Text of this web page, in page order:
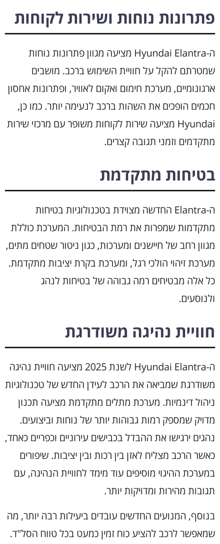
פתרונות נוחות ושירות לקוחות
ה-Hyundai Elantra מציעה מגוון פתרונות נוחות
שמטרתם להקל על חוויית השימוש ברכב. מושבים
ארגונומיים, מערכת חימום ואקום לאוויר, ופתרונות אחסון
חכמים הופכים את השהות ברכב לנעימה יותר. כמו כן,
Hyundai מציעה שירות לקוחות משופר עם מרכזי שירות
מתקדמים וזמני תגובה קצרים.
בטיחות מתקדמת
ה-Elantra החדשה מצוידת בטכנולוגיות בטיחות
מתקדמות שמפרות את רמת הבטיחות. המערכת כוללת
מגוון רחב של חיישנים ומערכות, כגון ניטור שטחים מתים,
מערכת זיהוי הולכי רגל, ומערכת בקרת יציבות מתקדמת.
כל אלה מבטיחים רמה גבוהה של בטיחות לנהג
ולנוסעים.
חוויית נהיגה משודרגת
ה-Hyundai Elantra לשנת 2025 מציעה חוויית נהיגה
משודרגת שמביאה את הרכב לעידן החדש של טכנולוגיות
ניהול דינמיות. מערכת מתלים מתקדמת מציעה תכנון
מדויק שמספק רמות גבוהות יותר של נוחות וביצועים.
נהגים ירגישו את ההבדל בכבישים עירוניים וכפריים כאחד,
כאשר הרכב מצליח לאזן בין רכות ובין יציבות. שיפורים
במערכת ההיגוי מוסיפים עוד מימד לחוויית הנהיגה, עם
תגובות מהירות ומדויקות יותר.
בנוסף, המנועים החדשים עובדים ביעילות רבה יותר, מה
שמאפשר לרכב להציע כוח זמין כמעט בכל טווח הסל"ד.